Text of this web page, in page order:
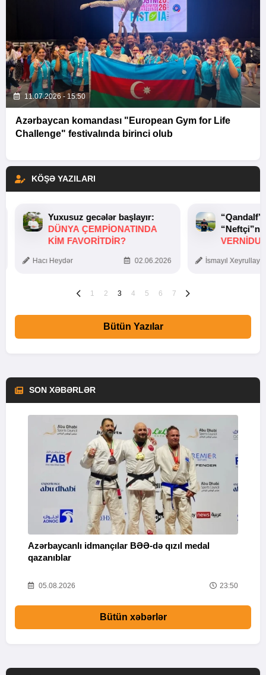
11.07.2026 - 15:50
Azərbaycan komandası "European Gym for Life
Challenge" festivalında birinci olub
KÖŞƏ YAZILARI
Yuxusuz gecələr başlayır:
DÜNYA ÇEMPIONATINDA
KIM FAVORITDIR?
Hacı Heydər 02.06.2026 İsmayıl
1 2 3 4 5 6 7
Bütün Yazılar
SON XƏBƏRLƏR
Azərbaycanlı idmançılar BƏƏ-də qızıl medal
qazanıblar
05.08.2026 23:50
Bütün xəbərlər